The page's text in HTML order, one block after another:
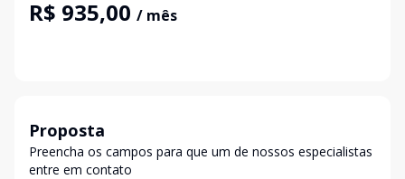
R$ 935,00 / mês
Proposta
Preencha os campos para que um de nossos especialistas
entre em contato